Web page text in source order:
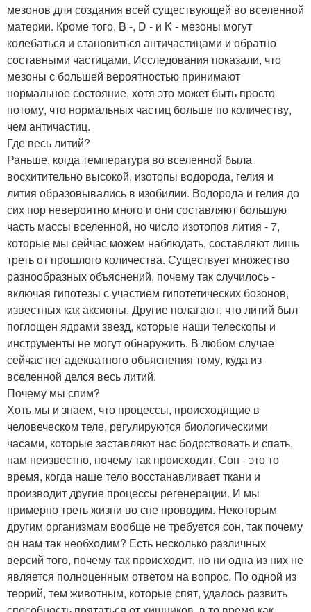
мезонов для создания всей существующей во вселенной
материи. Кроме того, B -, D - и K - мезоны могут
колебаться и становиться античастицами и обратно
составными частицами. Исследования показали, что
мезоны с большей вероятностью принимают
нормальное состояние, хотя это может быть просто
потому, что нормальных частиц больше по количеству,
чем античастиц.
Где весь литий?
Раньше, когда температура во вселенной была
восхитительно высокой, изотопы водорода, гелия и
лития образовывались в изобилии. Водорода и гелия до
сих пор невероятно много и они составляют большую
часть массы вселенной, но число изотопов лития - 7,
которые мы сейчас можем наблюдать, составляют лишь
треть от прошлого количества. Существует множество
разнообразных объяснений, почему так случилось -
включая гипотезы с участием гипотетических бозонов,
известных как аксионы. Другие полагают, что литий был
поглощен ядрами звезд, которые наши телескопы и
инструменты не могут обнаружить. В любом случае
сейчас нет адекватного объяснения тому, куда из
вселенной делся весь литий.
Почему мы спим?
Хоть мы и знаем, что процессы, происходящие в
человеческом теле, регулируются биологическими
часами, которые заставляют нас бодрствовать и спать,
нам неизвестно, почему так происходит. Сон - это то
время, когда наше тело восстанавливает ткани и
производит другие процессы регенерации. И мы
примерно треть жизни во сне проводим. Некоторым
другим организмам вообще не требуется сон, так почему
он нам так необходим? Есть несколько различных
версий того, почему так происходит, но ни одна из них не
является полноценным ответом на вопрос. По одной из
теорий, тем животным, которые спят, удалось развить